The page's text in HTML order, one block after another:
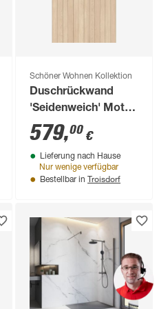
Schöner Wohnen Kollektion
Duschrückwand
'Seidenweich' Motiv
Eichenpfad 150 x
255 cm
579,00 €
Lieferung nach Hause
Nur wenige verfügbar
Bestellbar in Troisdorf